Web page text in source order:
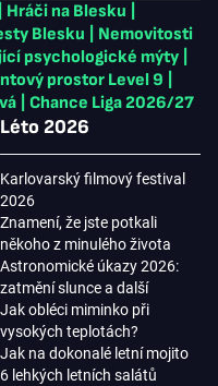
Hráči na Blesku
Blesku
Nemovitosti
psychologické mýty
prostor Level 9
Chance Liga 2026/27
Léto 2026
Karlovarský filmový festival
2026
Znamení, že jste potkali
někoho z minulého života
Astronomické úkazy 2026:
zatmění slunce a další
Jak obléci miminko při
vysokých teplotách?
Jak na dokonalé letní mojito
6 lehkých letních salátů